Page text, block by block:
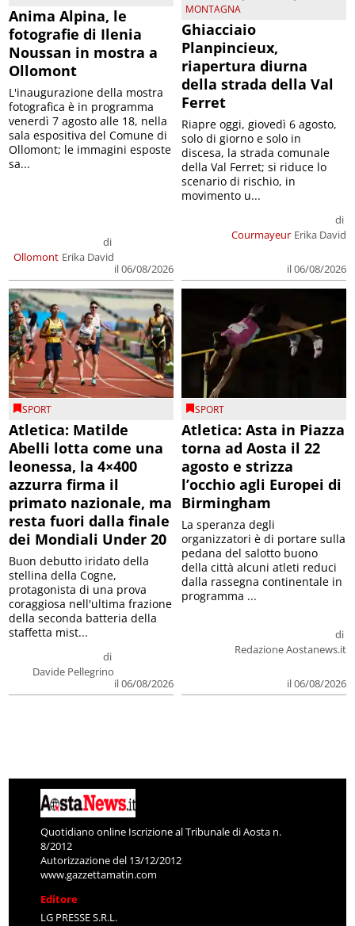
Anima Alpina, le
fotografie di Ilenia
Noussan in mostra a
Ollomont
Ollomont
di
Erika David
il 06/08/2026
L'inaugurazione della mostra
fotografica è in programma
venerdì 7 agosto alle 18, nella
sala espositiva del Comune di
Ollomont; le immagini esposte
sa...
MONTAGNA
Ghiacciaio
Planpincieux,
riapertura diurna
della strada della Val
Ferret
Courmayeur
di
Erika David
il 06/08/2026
Riapre oggi, giovedì 6 agosto,
solo di giorno e solo in
discesa, la strada comunale
della Val Ferret; si riduce lo
scenario di rischio, in
movimento u...
SPORT
Atletica: Matilde
Abelli lotta come una
leonessa, la 4×400
azzurra firma il
primato nazionale, ma
resta fuori dalla finale
dei Mondiali Under 20
di
Davide Pellegrino
il 06/08/2026
Buon debutto iridato della
stellina della Cogne,
protagonista di una prova
coraggiosa nell'ultima frazione
della seconda batteria della
staffetta mist...
SPORT
Atletica: Asta in Piazza
torna ad Aosta il 22
agosto e strizza
l’occhio agli Europei di
Birmingham
di
Redazione Aostanews.it
il 06/08/2026
La speranza degli
organizzatori è di portare sulla
pedana del salotto buono
della città alcuni atleti reduci
dalla rassegna continentale in
programma ...
Quotidiano online Iscrizione al Tribunale di Aosta n.
8/2012
Autorizzazione del 13/12/2012
www.gazzettamatin.com
Editore
LG PRESSE S.R.L.